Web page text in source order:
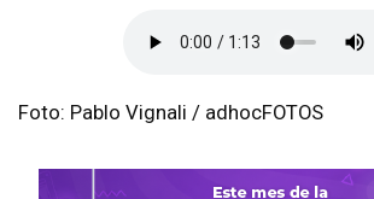
Foto: Pablo Vignali / adhocFOTOS